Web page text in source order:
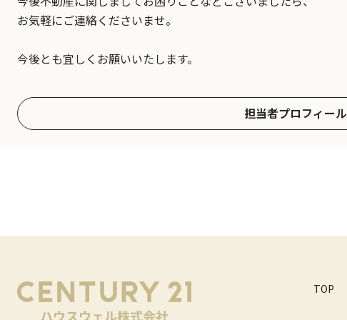
お気軽にご連絡くださいませ。
今後とも宜しくお願いいたします。
担当者プロフィール
TOP